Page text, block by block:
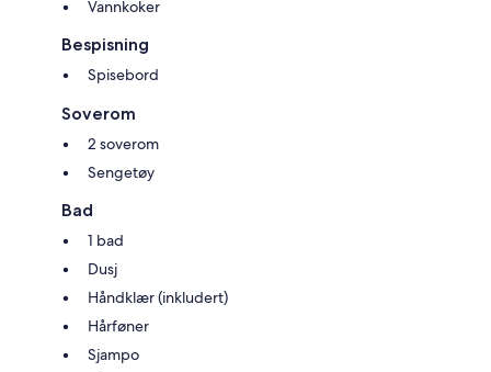
Vannkoker
Bespisning
Spisebord
Soverom
2 soverom
Sengetøy
Bad
1 bad
Dusj
Håndklær (inkludert)
Hårføner
Sjampo